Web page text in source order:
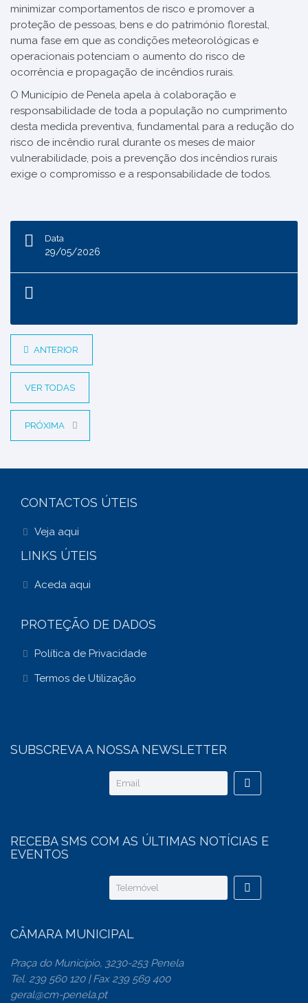
minimizar comportamentos de risco e promover a
proteção de pessoas, bens e do património florestal,
numa fase em que as condições meteorológicas e
operacionais potenciam o aumento do risco de
ocorrência e propagação de incêndios rurais.
O Município de Penela apela à colaboração e
responsabilidade de toda a população no cumprimento
desta medida preventiva, fundamental para a redução do
risco de incêndio rural durante os meses de maior
vulnerabilidade, pois a prevenção dos incêndios rurais
exige o compromisso e a responsabilidade de todos.
Data
29/05/2026
ANTERIOR
VER TODAS
PRÓXIMA
CONTACTOS ÚTEIS
Veja aqui
LINKS ÚTEIS
Aceda aqui
PROTEÇÃO DE DADOS
Política de Privacidade
Termos de Utilização
SUBSCREVA A NOSSA NEWSLETTER
RECEBA SMS COM AS ÚLTIMAS NOTÍCIAS E
EVENTOS
CÂMARA MUNICIPAL
Praça do Município, 3230-253 Penela
Tel. 239 560 120 | Fax 239 569 400
geral@cm-penela.pt